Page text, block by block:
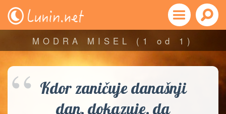
MODRA MISEL (1 od 1)
Kdor zaničuje današnji
“